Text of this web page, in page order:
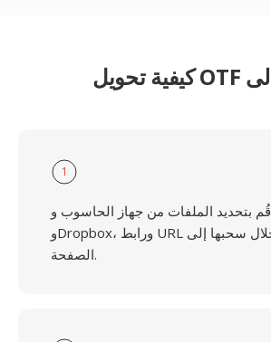
1
قُم بتحديد الملفات من جهاز الحاسوب وGoogle Drive
وDropbox، ورابط URL أو من خلال سحبها إلى
الصفحة.